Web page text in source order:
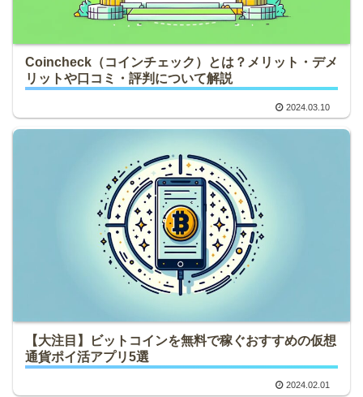
Coincheck（コインチェック）とは？メリット・デメ
リットや口コミ・評判について解説
2024.03.10
【大注目】ビットコインを無料で稼ぐおすすめの仮想
通貨ポイ活アプリ5選
2024.02.01